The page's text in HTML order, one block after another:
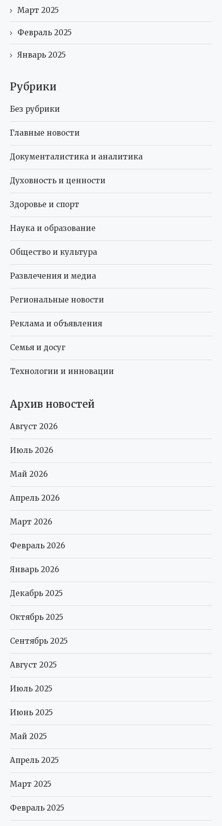
Март 2025
Февраль 2025
Январь 2025
Рубрики
Без рубрики
Главные новости
Документалистика и аналитика
Духовность и ценности
Здоровье и спорт
Наука и образование
Общество и культура
Развлечения и медиа
Региональные новости
Реклама и объявления
Семья и досуг
Технологии и инновации
Архив новостей
Август 2026
Июль 2026
Май 2026
Апрель 2026
Март 2026
Февраль 2026
Январь 2026
Декабрь 2025
Октябрь 2025
Сентябрь 2025
Август 2025
Июль 2025
Июнь 2025
Май 2025
Апрель 2025
Март 2025
Февраль 2025